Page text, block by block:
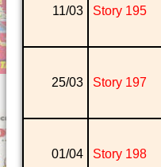
11/03 Story 195
25/03 Story 197
01/04 Story 198